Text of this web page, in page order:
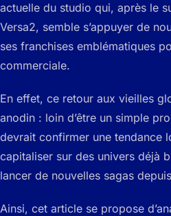
actuelle du studio qui, après le
Versa2, semble s’appuyer de
ses franchises emblématiques
commerciale.
En effet, ce retour aux vieilles
anodin : loin d’être un simple
devrait confirmer une tendance
capitaliser sur des univers déjà
lancer de nouvelles sagas
Ainsi, cet article se propose